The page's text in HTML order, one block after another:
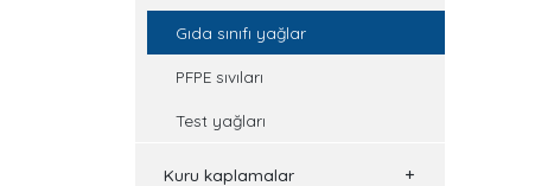
Gıda sınıfı yağlar
PFPE sıvıları
Test yağları
Kuru kaplamalar